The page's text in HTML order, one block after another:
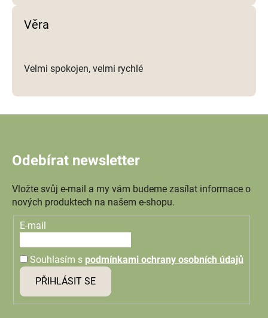
Věra
Velmi spokojen, velmi rychlé
Odebírat newsletter
Vložte svůj e-mail a my vám budeme zasílat informace o
nových produktech na našem e-shopu.
E-mail
Souhlasím s podmínkami ochrany osobních údajů
PŘIHLÁSIT SE